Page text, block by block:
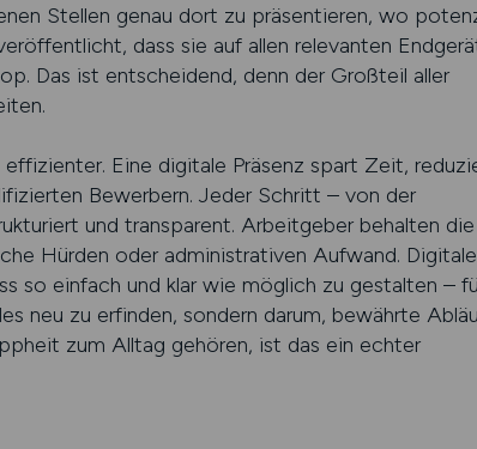
Stellen genau dort zu präsentieren, wo
dass sie auf allen relevanten
Das ist entscheidend, denn der Großteil aller
Eine digitale Präsenz spart Zeit,
Bewerbern. Jeder Schritt – von der
und transparent. Arbeitgeber behalten die
Hürden oder administrativen Aufwand.
so einfach und klar wie möglich zu gestalten –
neu zu erfinden, sondern darum, bewährte
zum Alltag gehören, ist das ein echter